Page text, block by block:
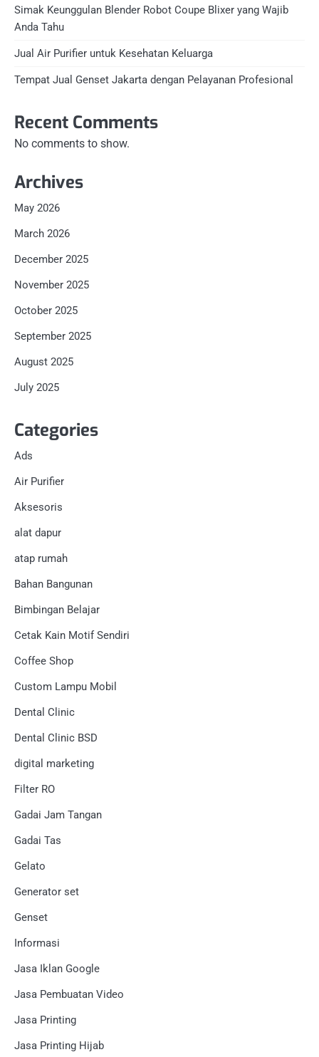
Simak Keunggulan Blender Robot Coupe Blixer yang Wajib
Anda Tahu
Jual Air Purifier untuk Kesehatan Keluarga
Tempat Jual Genset Jakarta dengan Pelayanan Profesional
Recent Comments
No comments to show.
Archives
May 2026
March 2026
December 2025
November 2025
October 2025
September 2025
August 2025
July 2025
Categories
Ads
Air Purifier
Aksesoris
alat dapur
atap rumah
Bahan Bangunan
Bimbingan Belajar
Cetak Kain Motif Sendiri
Coffee Shop
Custom Lampu Mobil
Dental Clinic
Dental Clinic BSD
digital marketing
Filter RO
Gadai Jam Tangan
Gadai Tas
Gelato
Generator set
Genset
Informasi
Jasa Iklan Google
Jasa Pembuatan Video
Jasa Printing
Jasa Printing Hijab